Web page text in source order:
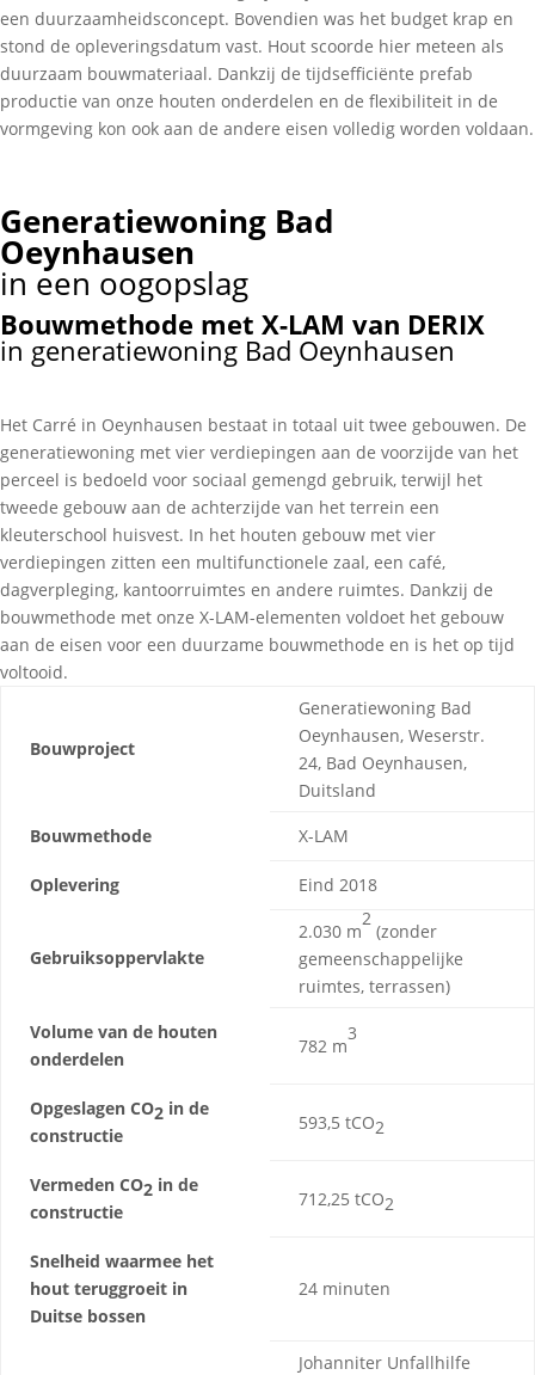
een duurzaamheidsconcept. Bovendien was het budget krap en
stond de opleveringsdatum vast. Hout scoorde hier meteen als
duurzaam bouwmateriaal. Dankzij de tijdsefficiënte prefab
productie van onze houten onderdelen en de flexibiliteit in de
vormgeving kon ook aan de andere eisen volledig worden voldaan.
Generatiewoning Bad
Oeynhausen
in een oogopslag
Bouwmethode met X-LAM van DERIX
in generatiewoning Bad Oeynhausen
Het Carré in Oeynhausen bestaat in totaal uit twee gebouwen. De
generatiewoning met vier verdiepingen aan de voorzijde van het
perceel is bedoeld voor sociaal gemengd gebruik, terwijl het
tweede gebouw aan de achterzijde van het terrein een
kleuterschool huisvest. In het houten gebouw met vier
verdiepingen zitten een multifunctionele zaal, een café,
dagverpleging, kantoorruimtes en andere ruimtes. Dankzij de
bouwmethode met onze X-LAM-elementen voldoet het gebouw
aan de eisen voor een duurzame bouwmethode en is het op tijd
voltooid.
Bouwproject
Generatiewoning Bad
Oeynhausen, Weserstr.
24, Bad Oeynhausen,
Duitsland
Bouwmethode
X-LAM
Oplevering Eind 2018
Gebruiksoppervlakte
2.030 m
2
(zonder
gemeenschappelijke
ruimtes, terrassen)
Volume van de houten
onderdelen
782 m
3
Opgeslagen CO2 in de
constructie
593,5 tCO2
Vermeden CO2 in de
constructie
712,25 tCO2
Snelheid waarmee het
hout teruggroeit in
Duitse bossen
24 minuten
Johanniter Unfallhilfe